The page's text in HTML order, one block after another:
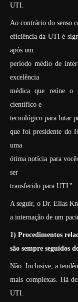
UTI.
Ao contrário do senso
eficiência da UTI é
após um
período médio de
excelência
médica que reúne o
científico e
tecnológico para lutar
que foi presidente do
uma
ótima notícia para
ser
transferido para UTI ”.
A seguir, o Dr. Elias
a internação de um
1) Procedimentos
são sempre seguidos
Não. Inclusive, a
mais complexas. Há
UTI.